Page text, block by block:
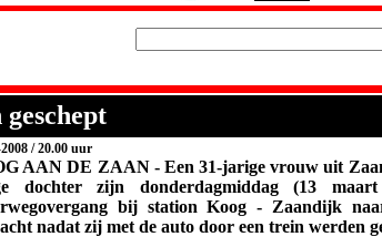
/ 20.00 uur
AAN DE ZAAN - Een 31-jarige vrouw uit
dochter zijn donderdagmiddag (13
bij station Koog - Zaandijk
nadat zij met de auto door een trein werden